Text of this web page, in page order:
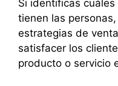
Si identificas
tienen las
estrategias de
satisfacer los
producto o servicio